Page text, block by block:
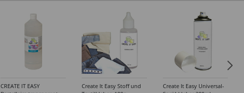
CREATE IT EASY
Create It Easy Stoff und
Create It Easy Universal-